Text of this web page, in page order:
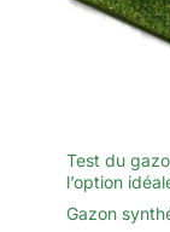
Test du
l’option
Gazon